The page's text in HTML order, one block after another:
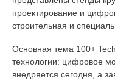
проектирование и
строительная и
Основная тема 100+
технологии: цифровое
внедряется сегодня, а